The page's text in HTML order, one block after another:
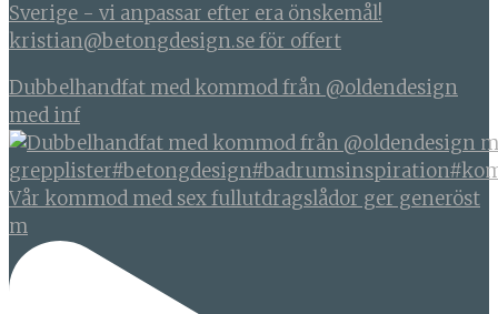
Sverige - vi anpassar efter era önskemål!
kristian@betongdesign.se för offert
Dubbelhandfat med kommod från @oldendesign
med inf
Vår kommod med sex fullutdragslådor ger generöst
m